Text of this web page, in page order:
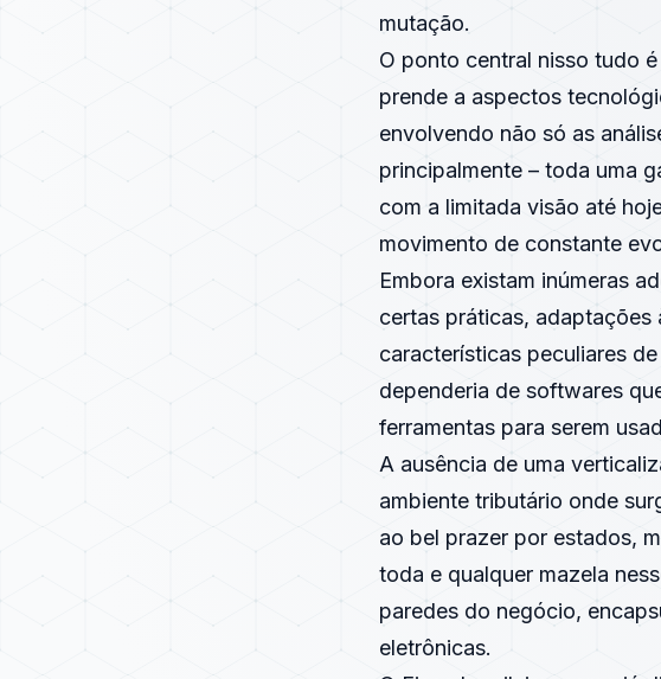
mutação.
O ponto central nisso tudo
prende a aspectos
envolvendo não só as
principalmente – toda uma
com a limitada visão até
movimento de constante
Embora existam inúmeras
certas práticas, adaptações
características peculiares
dependeria de softwares
ferramentas para serem
A ausência de uma
ambiente tributário onde
ao bel prazer por estados,
toda e qualquer mazela
paredes do negócio,
eletrônicas.